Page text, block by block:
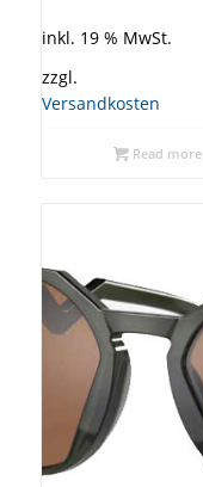
inkl. 19 % MwSt.
zzgl.
Versandkosten
Read more